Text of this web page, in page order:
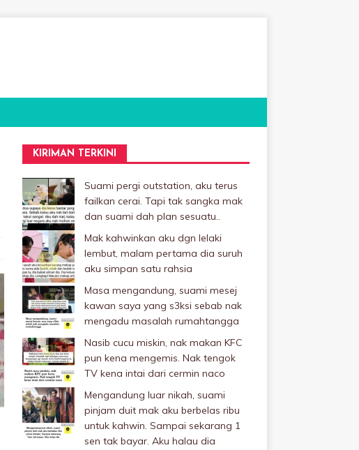
KIRIMAN TERKINI
Suami pergi outstation, aku terus
failkan cerai. Tapi tak sangka mak
dan suami dah plan sesuatu..
Mak kahwinkan aku dgn lelaki
Iembut, malam pertama dia suruh
aku simpan satu rahsia
Masa mengandung, suami mesej
kawan saya yang s3ksi sebab nak
mengadu masalah rumahtangga
Nasib cucu miskin, nak makan KFC
pun kena mengemis. Nak tengok
TV kena intai dari cermin naco
Mengandung luar nikah, suami
pinjam duit mak aku berbelas ribu
untuk kahwin. Sampai sekarang 1
sen tak bayar. Aku halau dia